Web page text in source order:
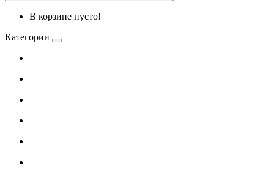
В корзине пусто!
Категории